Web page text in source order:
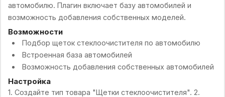
автомобилю. Плагин включает базу автомобилей и
возможность добавления собственных моделей.
Возможности
Подбор щеток стеклоочистителя по автомобилю
Встроенная база автомобилей
Возможность добавления собственных автомобилей
Настройка
1. Создайте тип товара "Щетки стеклоочистителя". 2.